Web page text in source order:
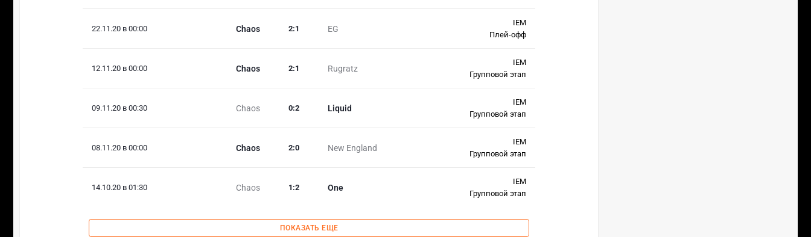
22.11.20 в 00:00 Chaos EG
2:1
IEM
Плей-офф
12.11.20 в 00:00 Chaos Rugratz
2:1
IEM
Групповой этап
09.11.20 в 00:30 Chaos Liquid
0:2
IEM
Групповой этап
08.11.20 в 00:00 Chaos New England
2:0
IEM
Групповой этап
14.10.20 в 01:30 Chaos One
1 :2
IEM
Групповой этап
ПОКАЗАТЬ ЕЩЕ